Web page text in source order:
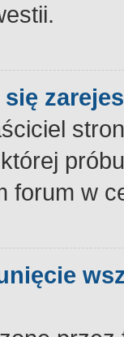
forum w